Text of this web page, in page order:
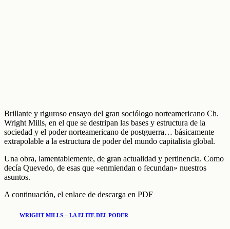
Brillante y riguroso ensayo del gran sociólogo norteamericano Ch.
Wright Mills, en el que se destripan las bases y estructura de la
sociedad y el poder norteamericano de postguerra… básicamente
extrapolable a la estructura de poder del mundo capitalista global.
Una obra, lamentablemente, de gran actualidad y pertinencia. Como
decía Quevedo, de esas que «enmiendan o fecundan» nuestros
asuntos.
A continuación, el enlace de descarga en PDF
WRIGHT MILLS – LA ELITE DEL PODER